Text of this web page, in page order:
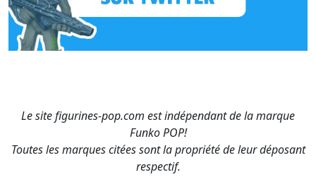
Le site figurines-pop.com est indépendant de la marque
Funko POP!
Toutes les marques citées sont la propriété de leur déposant
respectif.